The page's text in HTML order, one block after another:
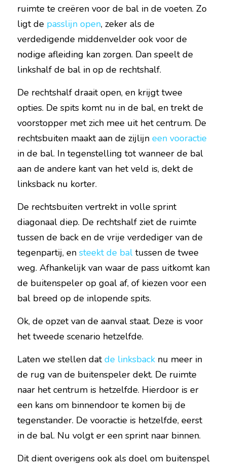
ruimte te creëren voor de bal in de voeten. Zo
ligt de passlijn open, zeker als de
verdedigende middenvelder ook voor de
nodige afleiding kan zorgen. Dan speelt de
linkshalf de bal in op de rechtshalf.
De rechtshalf draait open, en krijgt twee
opties. De spits komt nu in de bal, en trekt de
voorstopper met zich mee uit het centrum. De
rechtsbuiten maakt aan de zijlijn een vooractie
in de bal. In tegenstelling tot wanneer de bal
aan de andere kant van het veld is, dekt de
linksback nu korter.
De rechtsbuiten vertrekt in volle sprint
diagonaal diep. De rechtshalf ziet de ruimte
tussen de back en de vrije verdediger van de
tegenpartij, en steekt de bal tussen de twee
weg. Afhankelijk van waar de pass uitkomt kan
de buitenspeler op goal af, of kiezen voor een
bal breed op de inlopende spits.
Ok, de opzet van de aanval staat. Deze is voor
het tweede scenario hetzelfde.
Laten we stellen dat de linksback nu meer in
de rug van de buitenspeler dekt. De ruimte
naar het centrum is hetzelfde. Hierdoor is er
een kans om binnendoor te komen bij de
tegenstander. De vooractie is hetzelfde, eerst
in de bal. Nu volgt er een sprint naar binnen.
Dit dient overigens ook als doel om buitenspel